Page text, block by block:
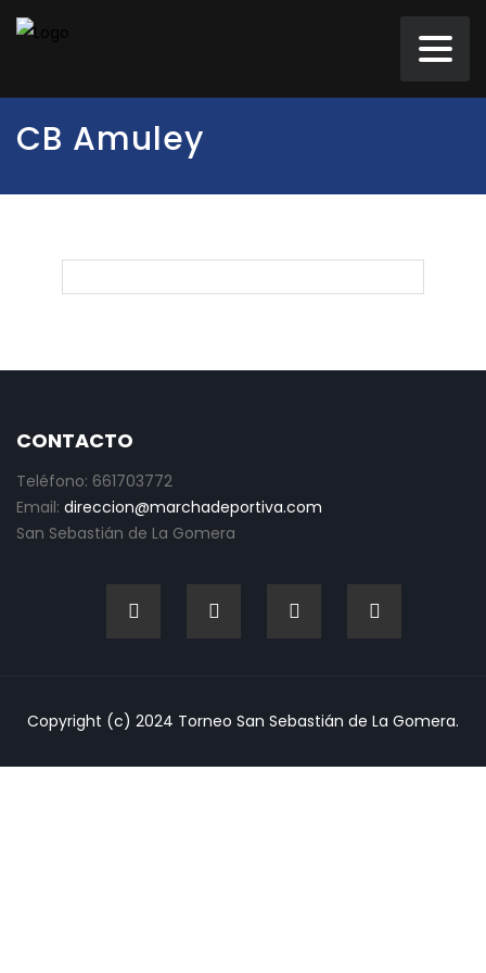
CB Amuley
CONTACTO
Teléfono: 661703772
Email: direccion@marchadeportiva.com
San Sebastián de La Gomera
Copyright (c) 2024 Torneo San Sebastián de La Gomera.